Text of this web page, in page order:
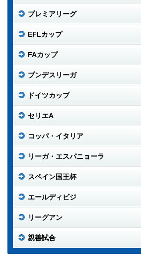
プレミアリーグ
EFLカップ
FAカップ
ブンデスリーガ
ドイツカップ
セリエA
コッパ・イタリア
リーガ・エスパニョーラ
スペイン国王杯
エールディビジ
リーグアン
親善試合